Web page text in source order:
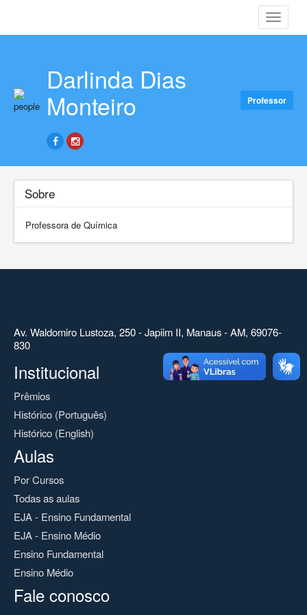
Toggle
Darlinda Dias
Monteiro Professor
Sobre
Professora de Química
Av. Waldomiro Lustoza, 250 - Japiim II, Manaus - AM, 69076-
830
Institucional
Prêmios
Histórico (Português)
Histórico (English)
Aulas
Por Cursos
Todas as aulas
EJA - Ensino Fundamental
EJA - Ensino Médio
Ensino Fundamental
Ensino Médio
Fale conosco